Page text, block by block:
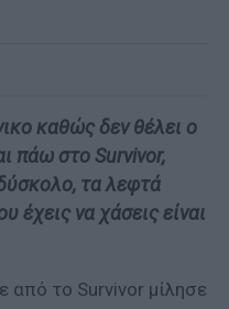
καθώς δεν θέλει ο
πάω στο Survivor,
τα λεφτά
έχεις να χάσεις είναι
από το Survivor μίλησε